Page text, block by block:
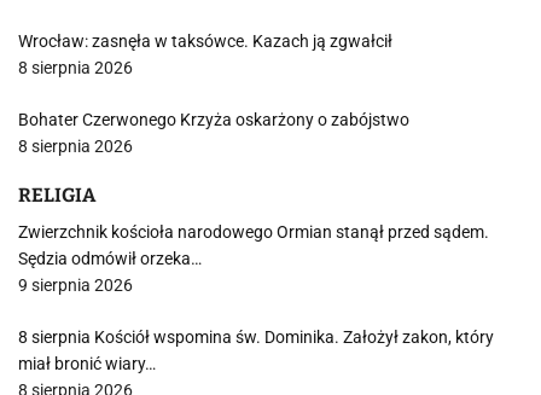
Wrocław: zasnęła w taksówce. Kazach ją zgwałcił
8 sierpnia 2026
Bohater Czerwonego Krzyża oskarżony o zabójstwo
8 sierpnia 2026
RELIGIA
Zwierzchnik kościoła narodowego Ormian stanął przed sądem.
Sędzia odmówił orzeka…
9 sierpnia 2026
8 sierpnia Kościół wspomina św. Dominika. Założył zakon, który
miał bronić wiary…
8 sierpnia 2026